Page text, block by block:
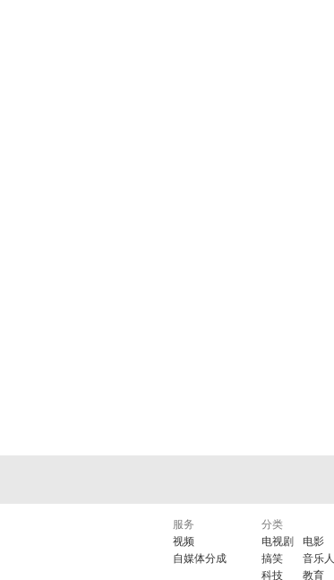
服务
视频
自媒体分成
分类
电视剧
电影
搞笑
音乐人
科技
教育